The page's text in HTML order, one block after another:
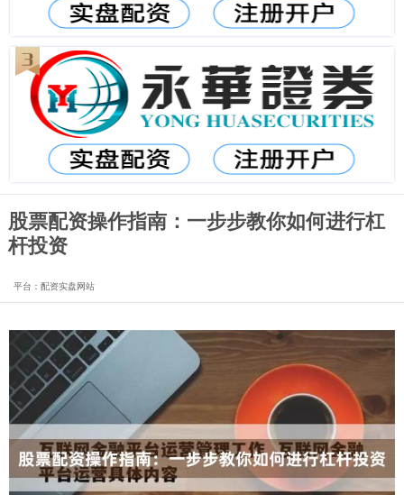
股票配资操作指南：一步步教你如何进行杠
杆投资
平台：配资实盘网站